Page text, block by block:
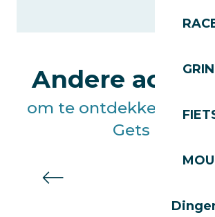
Andere
om te ontdekken als je
Gets komt